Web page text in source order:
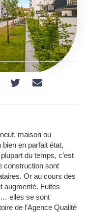
maison ou
bien en parfait état,
du temps, c’est
construction sont
Or au cours des
augmenté. Fuites
… elles se sont
de l’Agence Qualité